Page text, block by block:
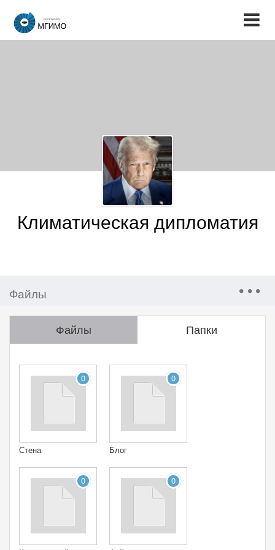
Климатическая дипломатия
Файлы
Файлы Папки
0
Стена
0
Блог
0 0